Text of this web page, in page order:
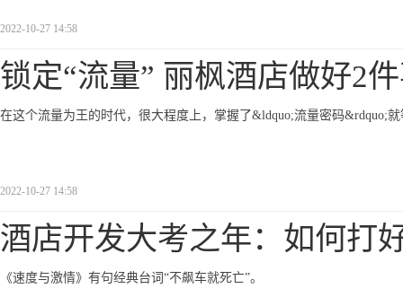
2022-10-27 14:58
锁定“流量” 丽枫酒店做好2
在这个流量为王的时代，很大程度上，掌握了&ldquo;流量密码&rdquo;
2022-10-27 14:58
酒店开发大考之年：如何打
《速度与激情》有句经典台词“不飙车就死亡”。